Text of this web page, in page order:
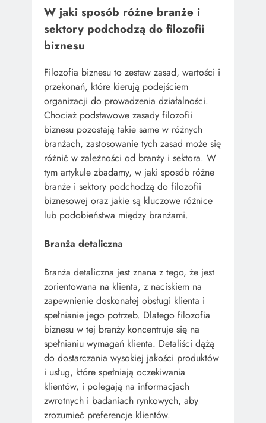
W jaki sposób różne branże i
sektory podchodzą do filozofii
biznesu
Filozofia biznesu to zestaw zasad, wartości i
przekonań, które kierują podejściem
organizacji do prowadzenia działalności.
Chociaż podstawowe zasady filozofii
biznesu pozostają takie same w różnych
branżach, zastosowanie tych zasad może się
różnić w zależności od branży i sektora. W
tym artykule zbadamy, w jaki sposób różne
branże i sektory podchodzą do filozofii
biznesowej oraz jakie są kluczowe różnice
lub podobieństwa między branżami.
Branża detaliczna
Branża detaliczna jest znana z tego, że jest
zorientowana na klienta, z naciskiem na
zapewnienie doskonałej obsługi klienta i
spełnianie jego potrzeb. Dlatego filozofia
biznesu w tej branży koncentruje się na
spełnianiu wymagań klienta. Detaliści dążą
do dostarczania wysokiej jakości produktów
i usług, które spełniają oczekiwania
klientów, i polegają na informacjach
zwrotnych i badaniach rynkowych, aby
zrozumieć preferencje klientów.